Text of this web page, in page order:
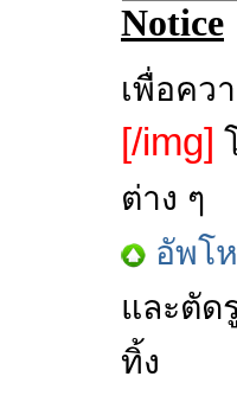
Notice
เพื่อคว
[/img]
ต่าง ๆ
อัพโ
และตัด
ทิ้ง